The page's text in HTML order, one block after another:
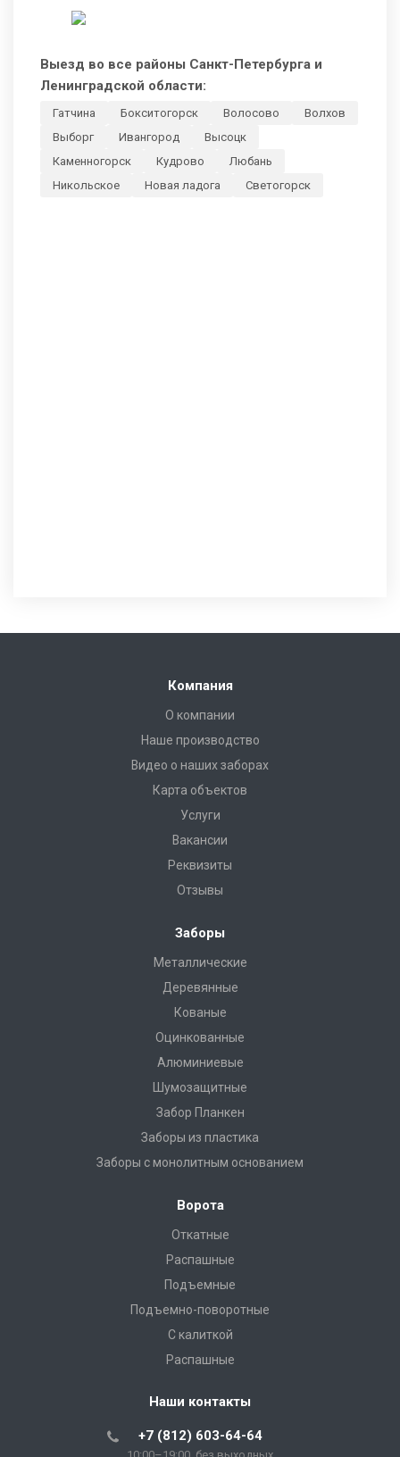
Выезд во все районы Санкт-Петербурга и
Ленинградской области:
Гатчина Бокситогорск Волосово
Волхов
Выборг
Ивангород
Высоцк
Каменногорск
Кудрово
Любань
Никольское
Новая ладога Светогорск
Компания
О компании
Наше производство
Видео о наших заборах
Карта объектов
Услуги
Вакансии
Реквизиты
Отзывы
Заборы
Металлические
Деревянные
Кованые
Оцинкованные
Алюминиевые
Шумозащитные
Забор Планкен
Заборы из пластика
Заборы с монолитным основанием
Ворота
Откатные
Распашные
Подъемные
Подъемно-поворотные
С калиткой
Распашные
Наши контакты
+7 (812) 603-64-64